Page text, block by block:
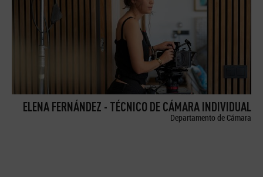
ELENA FERNÁNDEZ - TÉCNICO DE CÁMARA INDIVIDUAL
Departamento de Cámara